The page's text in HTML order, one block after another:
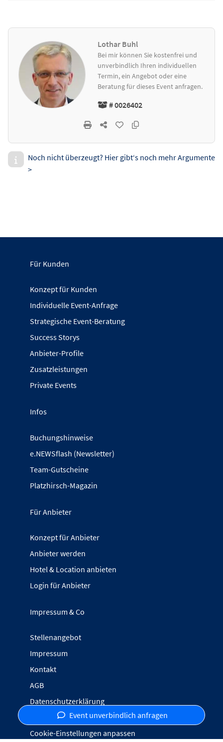
Lothar Buhl
Bei mir können Sie kostenfrei und
unverbindlich Ihren individuellen
Termin, ein Angebot oder eine
Beratung für dieses Event anfragen.
# 0026402
Event unverbindlich anfragen
Noch nicht überzeugt? Hier gibt‘s noch mehr Argumente
>
Für Kunden
Konzept für Kunden
Individuelle Event-Anfrage
Strategische Event-Beratung
Success Storys
Anbieter-Profile
Zusatzleistungen
Private Events
Infos
Buchungshinweise
e.NEWSflash (Newsletter)
Team-Gutscheine
Platzhirsch-Magazin
Für Anbieter
Konzept für Anbieter
Anbieter werden
Hotel & Location anbieten
Login für Anbieter
Impressum & Co
Stellenangebot
Impressum
Kontakt
AGB
Datenschutzerklärung
Inhalte melden
Cookie-Einstellungen anpassen